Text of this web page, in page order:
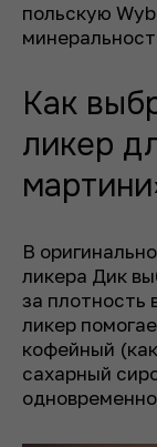
польскую
Как
ликер
В
ликера Дик
за
ликер
кофейный
сахарный